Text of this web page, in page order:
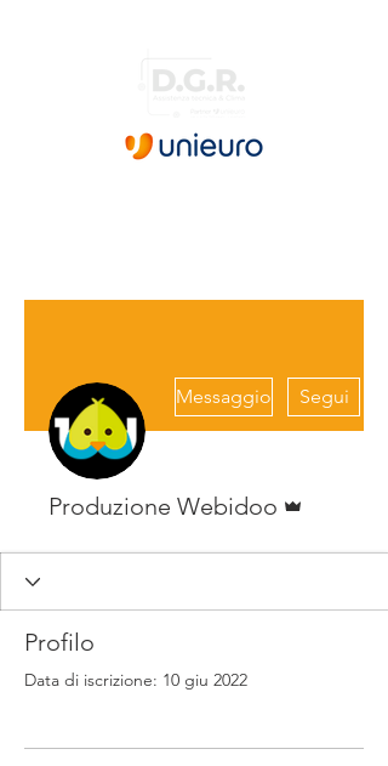
Messaggio Segui
Produzione Webidoo
Profilo
Data di iscrizione: 10 giu 2022